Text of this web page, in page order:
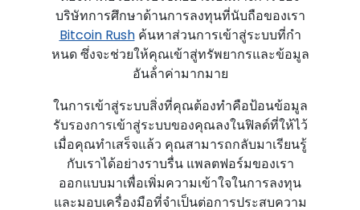
บริษัทการศึกษาด้านการลงทุนที่นับถือของเรา
Bitcoin Rushค้นหาส่วนการเข้าสู่ระบบที่กํา
หนด ซึ่งจะช่วยให้คุณเข้าสู่ทรัพยากรและข้อมูล
อันล้ําค่ามากมาย
ในการเข้าสู่ระบบสิ่งที่คุณต้องทําคือป้อนข้อมูล
รับรองการเข้าสู่ระบบของคุณลงในฟิลด์ที่ให้ไว้
เมื่อคุณทําเสร็จแล้ว คุณสามารถกลับมาเรียนรู้
กับเราได้อย่างราบรื่น แพลตฟอร์มของเรา
ออกแบบมาเพื่อเพิ่มความเข้าใจในการลงทุน
และมอบเครื่องมือที่จําเป็นต่อการประสบความ